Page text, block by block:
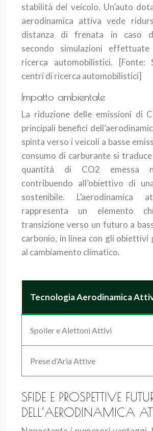
stabilità del veicolo. Un’auto
aerodinamica attiva vede
distanza di frenata in caso
secondo simulazioni
ricerca automobilistici.
[Fonte:
centri di ricerca automobilistici]
Impatto ambientale
La riduzione delle emissioni di
principali benefici
spinta verso i veicoli a basse
consumo di carburante si
quantità di CO2 emessa
contribuendo all’obiettivo di
sostenibile. L’aerodinamica
rappresenta un elemento
transizione verso un futuro a
carbonio, in linea con gli obiettivi
al cambiamento climatico.
Tecnologia Aerodinamica
Spoiler e Alettoni Attivi
Prese d’Aria Attive
SFIDE E PROSPETTIVE
DELL’AERODINAMICA